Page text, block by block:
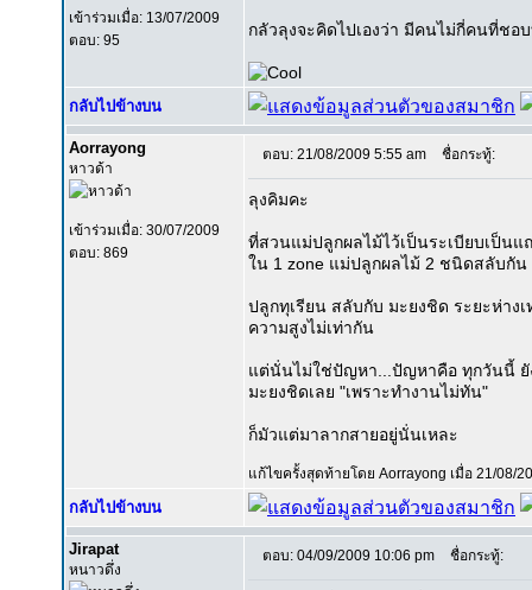
เข้าร่วมเมื่อ: 13/07/2009
ตอบ: 95
กลัวลุงจะคิดไปเองว่า มีคนไม่กี่คนที่ชอ
กลับไปข้างบน
Aorrayong
หาวด้า
เข้าร่วมเมื่อ: 30/07/2009
ตอบ: 869
ตอบ: 21/08/2009 5:55 am ชื่อกระทู้:
ลุงคิมคะ
ที่สวนแม่ปลูกผลไม้ไว้เป็นระเบียบเป็นแ
ใน 1 zone แม่ปลูกผลไม้ 2 ชนิดสลับกัน
ปลูกทุเรียน สลับกับ มะยงชิด ระยะห่างเ
ความสูงไม่เท่ากัน
แต่นั่นไม่ใช่ปัญหา...ปัญหาคือ ทุกวันนี้ ยั
มะยงชิดเลย "เพราะทำงานไม่ทัน"
ก็มัวแต่มาลากสายอยู่นั่นเหละ
แก้ไขครั้งสุดท้ายโดย Aorrayong เมื่อ 21/08/
กลับไปข้างบน
Jirapat
หนาวดึ่ง
ตอบ: 04/09/2009 10:06 pm ชื่อกระทู้: